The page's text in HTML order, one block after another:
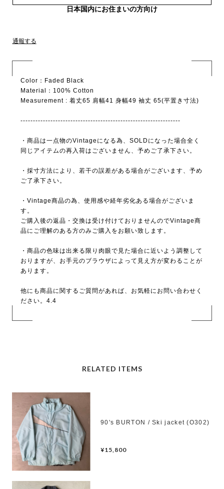
日本国内にお住まいの方向け
通報する
Color：Faded Black
Material：100% Cotton
Measurement : 着丈65 肩幅41 身幅49 袖丈 65(平置き寸法)
----------------------------------------------------------------
・商品は一点物のVintageになる為、SOLDになった場合全く
同じアイテムの再入荷はございません、予めご了承下さい。
・採寸方法により、若干の誤差がある場合がございます、予め
ご了承下さい。
・Vintage商品の為、使用感や経年劣化ある場合がございま
す。
ご購入後の返品・交換は受け付けておりませんのでVintage商
品にご理解のある方のみご購入をお願い致します。
・商品の色味は出来る限り肉眼で見た場合に近いよう調整して
おりますが、お手元のブラウザによって見え方が変わることが
あります。
他にも商品に関するご質問があれば、お気軽にお問い合わせく
ださい。4.4
RELATED ITEMS
90's BURTON / Ski jacket (O302)
¥15,800